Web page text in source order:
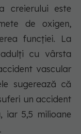
creierului este
de oxigen,
funcției. La
cu vârsta
vascular
sugerează că
un accident
iar 5,5 milioane